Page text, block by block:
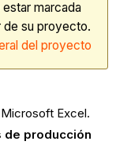
marcada
de su proyecto.
del proyecto
Excel.
de producción